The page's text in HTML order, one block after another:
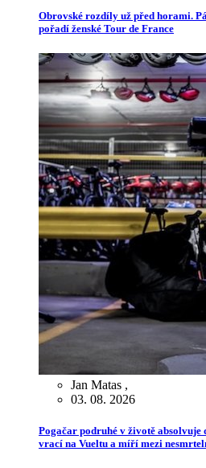
Obrovské rozdíly už před horami.
pořadí ženské Tour de France
Jan Matas ,
03. 08. 2026
Pogačar podruhé v životě absolvuje
vrací na Vueltu a míří mezi